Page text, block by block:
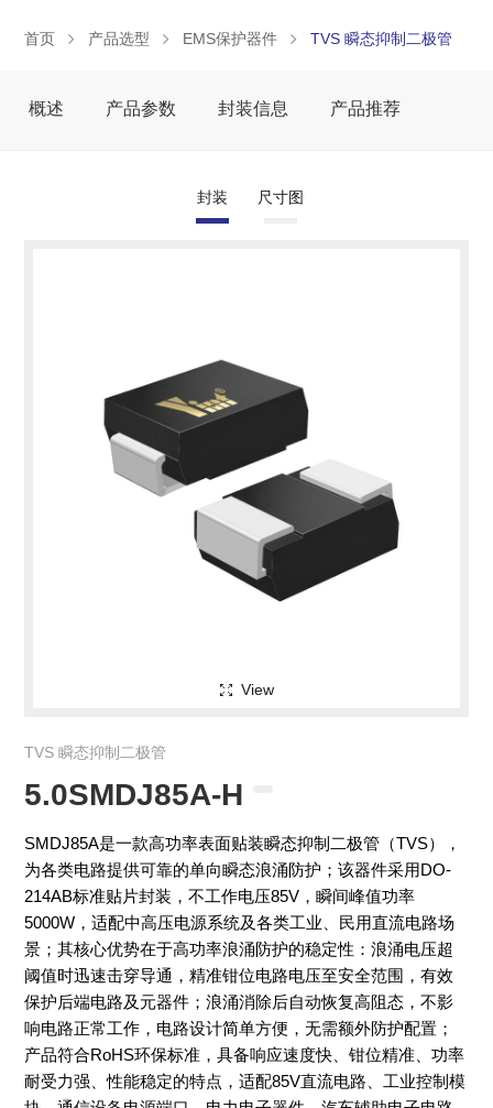
首页 产品选型 EMS保护器件 TVS 瞬态抑制二极管
概述 产品参数 封装信息 产品推荐
封装 尺寸图
View
TVS 瞬态抑制二极管
5.0SMDJ85A-H
SMDJ85A是一款高功率表面贴装瞬态抑制二极管（TVS），
为各类电路提供可靠的单向瞬态浪涌防护；该器件采用DO-
214AB标准贴片封装，不工作电压85V，瞬间峰值功率
5000W，适配中高压电源系统及各类工业、民用直流电路场
景；其核心优势在于高功率浪涌防护的稳定性：浪涌电压超
阈值时迅速击穿导通，精准钳位电路电压至安全范围，有效
保护后端电路及元器件；浪涌消除后自动恢复高阻态，不影
响电路正常工作，电路设计简单方便，无需额外防护配置；
产品符合RoHS环保标准，具备响应速度快、钳位精准、功率
耐受力强、性能稳定的特点，适配85V直流电路、工业控制模